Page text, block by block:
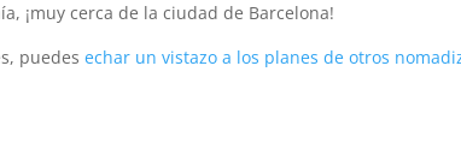
¡muy cerca de la ciudad de Barcelona!
puedesechar un vistazo a los planes de otros